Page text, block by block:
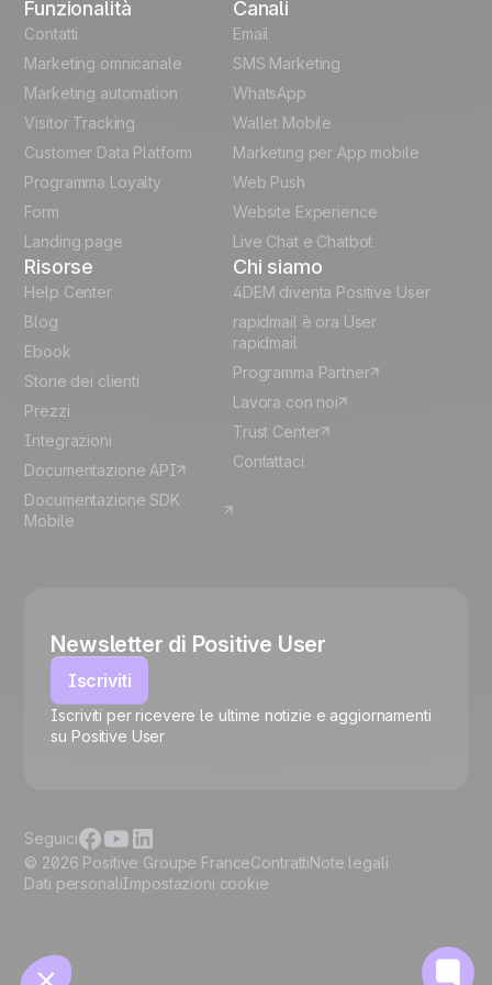
Gestisci i cookie
Automation
templates
Unlock the full use-case
English
French
Polish
German
Español
Funzionalità
Contatti
Marketing omnicanale
Marketing automation
Visitor Tracking
Customer Data Platform
Programma Loyalty
Form
Landing page
Canali
Email
SMS Marketing
WhatsApp
Wallet Mobile
Marketing per App mobile
Web Push
Website Experience
Live Chat e Chatbot
Risorse
Help Center
Blog
Ebook
Storie dei clienti
Prezzi
Integrazioni
Documentazione API
Documentazione SDK
Mobile
Chi siamo
4DEM diventa Positive User
rapidmail è ora User
rapidmail
Programma Partner
Lavora con noi
Trust Center
Contattaci
Newsletter di Positive User
Iscriviti
Iscriviti per ricevere le ultime notizie e aggiornamenti
su Positive User
© 2026 Positive Groupe FranceContrattiNote legali
Dati personaliImpostazioni cookie
Seguici